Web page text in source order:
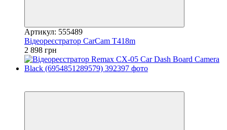
Артикул: 555489
Відеореєстратор CarCam T418m
2 898 грн